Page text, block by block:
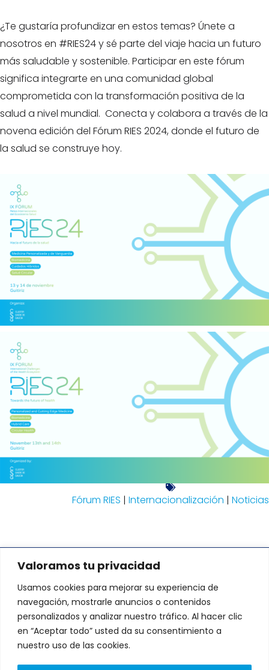
Valoramos tu privacidad
Usamos cookies para mejorar su experiencia de
navegación, mostrarle anuncios o contenidos
personalizados y analizar nuestro tráfico. Al hacer clic
en “Aceptar todo” usted da su consentimiento a
nuestro uso de las cookies.
¿Te gustaría profundizar en estos temas? Únete a
nosotros en #RIES24 y sé parte del viaje hacia un futuro
más saludable y sostenible. Participar en este fórum
significa integrarte en una comunidad global
comprometida con la transformación positiva de la
salud a nivel mundial. Conecta y colabora a través de la
novena edición del Fórum RIES 2024, donde el futuro de
la salud se construye hoy.
Fórum RIES | Internacionalización | Noticias
L
i
n
e
T
w
i
t
DIRECCIÓN:
Avenida de Fernando de Casas
Novoa 37 Edificio CNL. Portal A-B.
Compostela, A Coruña